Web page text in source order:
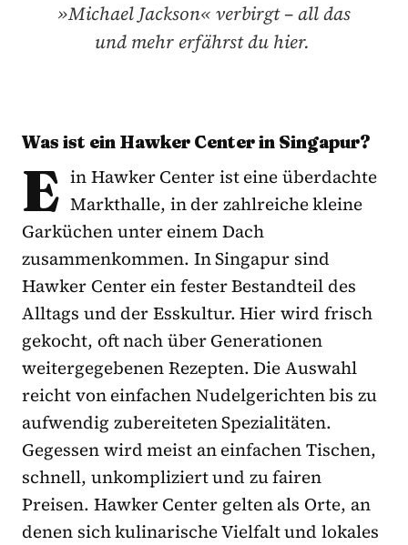
»Michael Jackson« verbirgt – all das
und mehr erfährst du hier.
Was ist ein Hawker Center in Singapur?
E in Hawker Center ist eine überdachte
Markthalle, in der zahlreiche kleine
Garküchen unter einem Dach
zusammenkommen. In Singapur sind
Hawker Center ein fester Bestandteil des
Alltags und der Esskultur. Hier wird frisch
gekocht, oft nach über Generationen
weitergegebenen Rezepten. Die Auswahl
reicht von einfachen Nudelgerichten bis zu
aufwendig zubereiteten Spezialitäten.
Gegessen wird meist an einfachen Tischen,
schnell, unkompliziert und zu fairen
Preisen. Hawker Center gelten als Orte, an
denen sich kulinarische Vielfalt und lokales